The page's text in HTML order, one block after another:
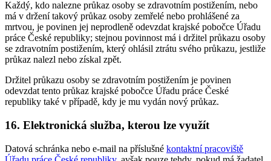
Každý, kdo nalezne průkaz osoby se zdravotním postižením, nebo
má v držení takový průkaz osoby zemřelé nebo prohlášené za
mrtvou, je povinen jej neprodleně odevzdat krajské pobočce Úřadu
práce České republiky; stejnou povinnost má i držitel průkazu osoby
se zdravotním postižením, který ohlásil ztrátu svého průkazu, jestliže
průkaz nalezl nebo získal zpět.
Držitel průkazu osoby se zdravotním postižením je povinen
odevzdat tento průkaz krajské pobočce Úřadu práce České
republiky také v případě, kdy je mu vydán nový průkaz.
16. Elektronická služba, kterou lze využít
Datová schránka nebo e-mail na příslušné kontaktní pracoviště